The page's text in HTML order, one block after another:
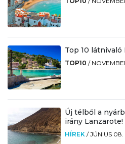
Top 10
TOP10 /
Új télből a
irány Lanzarote!
HÍREK /JÚNIUS 08.